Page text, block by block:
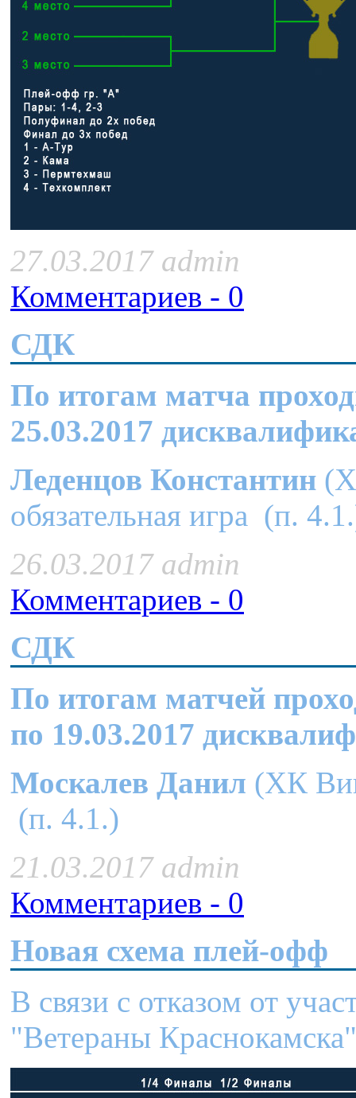
27.03.2017 admin
Комментариев - 0
СДК
По итогам матча
25.03.2017
Леденцов Константин
обязательная игра (п.
26.03.2017 admin
Комментариев - 0
СДК
По итогам матчей
по 19.03.2017
Москалев Данил (ХК
(п. 4.1.)
21.03.2017 admin
Комментариев - 0
Новая схема плей-офф
В связи с отказом от
"Ветераны